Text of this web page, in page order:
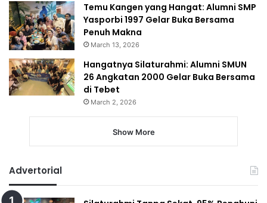
Temu Kangen yang Hangat: Alumni SMP
Yasporbi 1997 Gelar Buka Bersama
Penuh Makna
March 13, 2026
Hangatnya Silaturahmi: Alumni SMUN
26 Angkatan 2000 Gelar Buka Bersama
di Tebet
March 2, 2026
Show More
Advertorial